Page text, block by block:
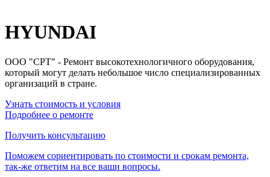
HYUNDAI
ООО "СРТ" - Ремонт высокотехнологичного оборудования,
который могут делать небольшое число специализированных
организаций в стране.
Узнать стоимость и условия
Подробнее о ремонте
Получить консультацию
Поможем сориентировать по стоимости и срокам ремонта,
так-же ответим на все ваши вопросы.